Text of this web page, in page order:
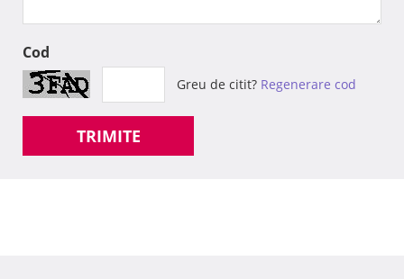
Cod
Greu de citit? Regenerare cod
TRIMITE